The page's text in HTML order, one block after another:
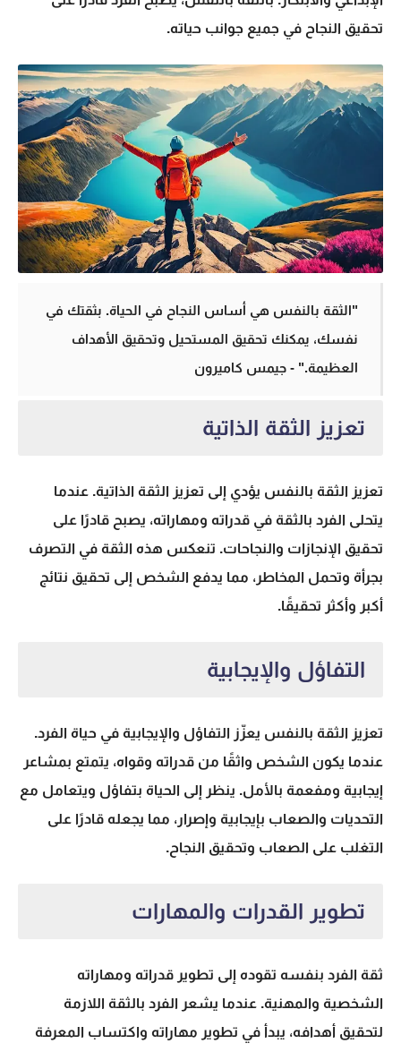
تحقيق النجاح في جميع جوانب حياته.
"الثقة بالنفس هي أساس النجاح في الحياة. بثقتك في
نفسك، يمكنك تحقيق المستحيل وتحقيق الأهداف
العظيمة." - جيمس كاميرون
تعزيز الثقة الذاتية
تعزيز الثقة بالنفس يؤدي إلى تعزيز الثقة الذاتية. عندما
يتحلى الفرد بالثقة في قدراته ومهاراته، يصبح قادرًا على
تحقيق الإنجازات والنجاحات. تنعكس هذه الثقة في التصرف
بجرأة وتحمل المخاطر، مما يدفع الشخص إلى تحقيق نتائج
أكبر وأكثر تحقيقًا.
التفاؤل والإيجابية
تعزيز الثقة بالنفس يعزّز التفاؤل والإيجابية في حياة الفرد.
عندما يكون الشخص واثقًا من قدراته وقواه، يتمتع بمشاعر
إيجابية ومفعمة بالأمل. ينظر إلى الحياة بتفاؤل ويتعامل مع
التحديات والصعاب بإيجابية وإصرار، مما يجعله قادرًا على
التغلب على الصعاب وتحقيق النجاح.
تطوير القدرات والمهارات
ثقة الفرد بنفسه تقوده إلى تطوير قدراته ومهاراته
الشخصية والمهنية. عندما يشعر الفرد بالثقة اللازمة
لتحقيق أهدافه، يبدأ في تطوير مهاراته واكتساب المعرفة